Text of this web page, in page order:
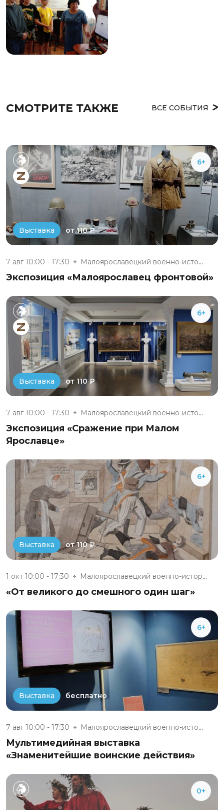
СМОТРИТЕ ТАКЖЕ ВСЕ СОБЫТИЯ
6+
Выставка от 110 ₽
7 авг 10:00 - 17:30 Малоярославецкий военно-истори...
Экспозиция «Малоярославец фронтовой»
6+
Выставка от 110 ₽
7 авг 10:00 - 17:30 Малоярославецкий военно-истори...
Экспозиция «Сражение при Малом
Ярославце»
6+
Выставка от 110 ₽
1 окт 10:00 - 17:30 Малоярославецкий военно-истори...
«От великого до смешного один шаг»
6+
Выставка бесплатно
7 авг 10:00 - 17:30 Малоярославецкий военно-истори...
Мультимедийная выставка
«Знаменитейшие воинские действия»
0+